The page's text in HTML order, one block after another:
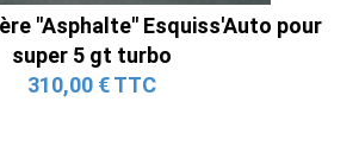
"Asphalte" Esquiss'Auto pour
super 5 gt turbo
310,00 € TTC